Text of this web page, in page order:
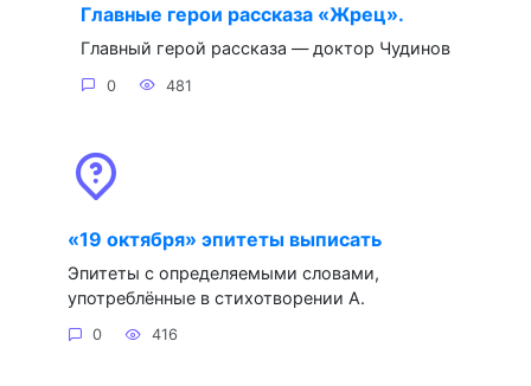
Главные герои рассказа «Жрец».
Главный герой рассказа — доктор Чудинов
0 481
«19 октября» эпитеты выписать
Эпитеты с определяемыми словами,
употреблённые в стихотворении А.
0 416